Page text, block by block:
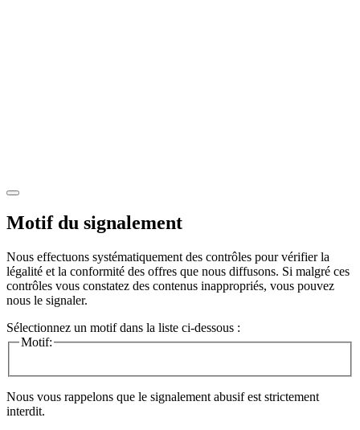
Motif du signalement
Nous effectuons systématiquement des contrôles pour vérifier la
légalité et la conformité des offres que nous diffusons. Si malgré ces
contrôles vous constatez des contenus inappropriés, vous pouvez
nous le signaler.
Sélectionnez un motif dans la liste ci-dessous :
Motif:
Nous vous rappelons que le signalement abusif est strictement
interdit.